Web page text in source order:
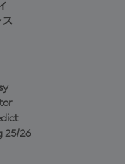
25/26